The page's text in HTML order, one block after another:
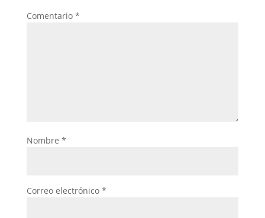
Comentario *
Nombre *
Correo electrónico *